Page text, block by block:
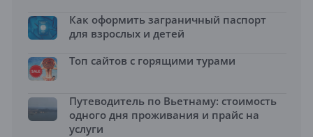
Как оформить заграничный паспорт
для взрослых и детей
Топ сайтов с горящими турами
Путеводитель по Вьетнаму: стоимость
одного дня проживания и прайс на
услуги